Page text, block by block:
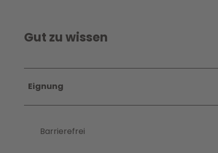
Gut zu wissen
Eignung
Barrierefrei